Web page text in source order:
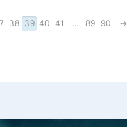
38 39 40 41 ... 89 90 →